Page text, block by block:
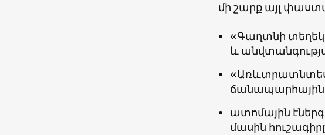
մի շարք այլ
«Գաղտնի
և
ատոմային
մասին